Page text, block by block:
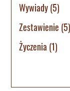
Wywiady(5)
Zestawienie (5)
Życzenia (1)